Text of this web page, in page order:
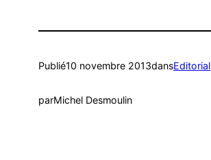
Publié10 novembre 2013dansEditorial
parMichel Desmoulin